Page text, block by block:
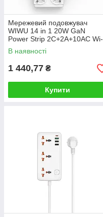
Мережевий подовжувач
WIWU 14 in 1 20W GaN
Power Strip 2C+2A+10AC Wi-
S008 EU (2 m) White
В наявності
1 440,77 ₴
Купити